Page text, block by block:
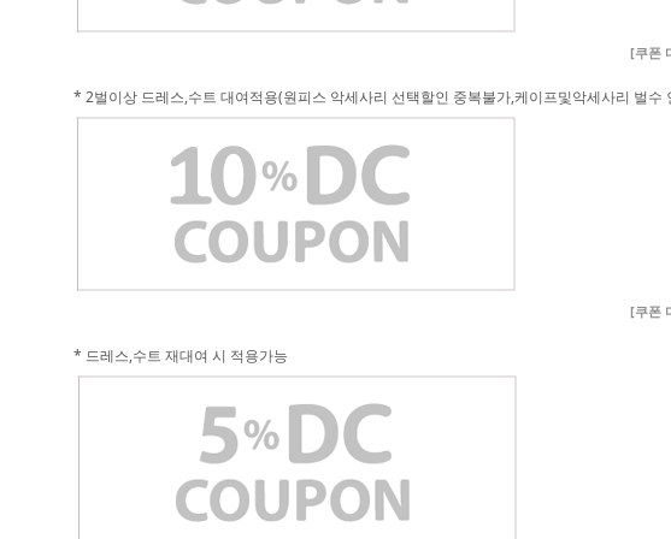
[쿠폰
* 2벌이상 드레스,수트 대여적용(원피스 악세사리 선택할인 중복불가,케이프및악세사리 벌수
[쿠폰
* 드레스,수트 재대여 시 적용가능